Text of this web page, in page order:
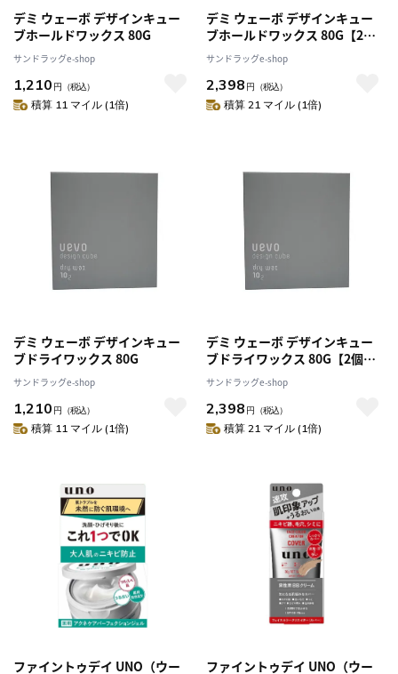
デミ ウェーボ デザインキュー
ブホールドワックス 80G
サンドラッグe-shop
1,210 円 （税込）
積算 11 マイル (1倍)
デミ ウェーボ デザインキュー
ブホールドワックス 80G【2個
セット】
サンドラッグe-shop
2,398 円 （税込）
積算 21 マイル (1倍)
デミ ウェーボ デザインキュー
ブドライワックス 80G
サンドラッグe-shop
1,210 円 （税込）
積算 11 マイル (1倍)
デミ ウェーボ デザインキュー
ブドライワックス 80G【2個セ
ット】
サンドラッグe-shop
2,398 円 （税込）
積算 21 マイル (1倍)
ファイントゥデイ UNO（ウー
ファイントゥデイ UNO（ウー